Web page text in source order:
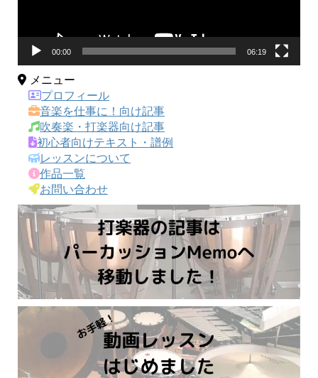
00:00 06:19
メニュー
プロフィール
音楽を仕事に！向け記事
吹奏楽・打楽器向け記事
初心者向けテキスト・譜例
レッスンについて
作品一覧
お問い合わせ